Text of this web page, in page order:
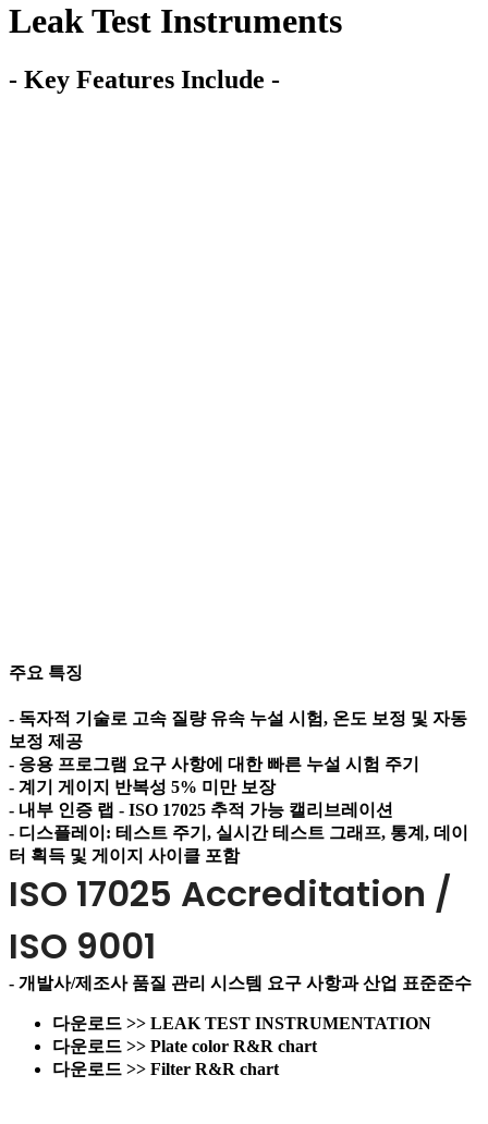
Leak Test Instruments
- Key Features Include -
주요 특징
- 독자적 기술로 고속 질량 유속 누설 시험, 온도 보정 및 자동
보정 제공
- 응용 프로그램 요구 사항에 대한 빠른 누설 시험 주기
- 계기 게이지 반복성 5% 미만 보장
- 내부 인증 랩 - ISO 17025 추적 가능 캘리브레이션
- 디스플레이: 테스트 주기, 실시간 테스트 그래프, 통계, 데이
터 획득 및 게이지 사이클 포함
ISO 17025 Accreditation /
ISO 9001
- 개발사/제조사 품질 관리 시스템 요구 사항과 산업 표준준수
다운로드 >> LEAK TEST INSTRUMENTATION
다운로드 >> Plate color R&R chart
다운로드 >> Filter R&R chart